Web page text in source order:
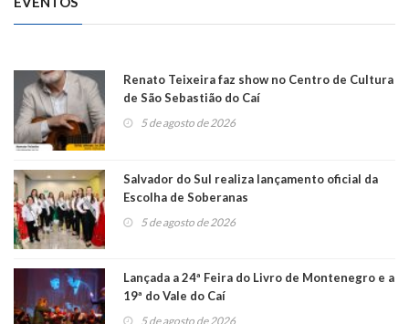
Renato Teixeira faz show no Centro de Cultura
de São Sebastião do Caí
5 de agosto de 2026
Salvador do Sul realiza lançamento oficial da
Escolha de Soberanas
5 de agosto de 2026
Lançada a 24ª Feira do Livro de Montenegro e a
19ª do Vale do Caí
5 de agosto de 2026